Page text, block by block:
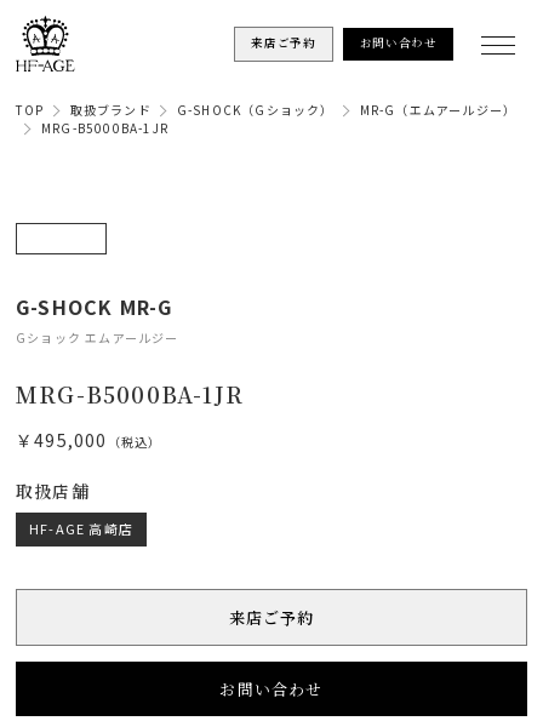
来店ご予約 お問い合わせ
TOP 取扱ブランド G-SHOCK（Gショック）
MR-G（エムアールジー）
MRG-B5000BA-1JR
G-SHOCK MR-G
Gショック エムアールジー
MRG-B5000BA-1JR
￥495,000 （税込）
取扱店舗
HF-AGE 高崎店
来店ご予約
お問い合わせ